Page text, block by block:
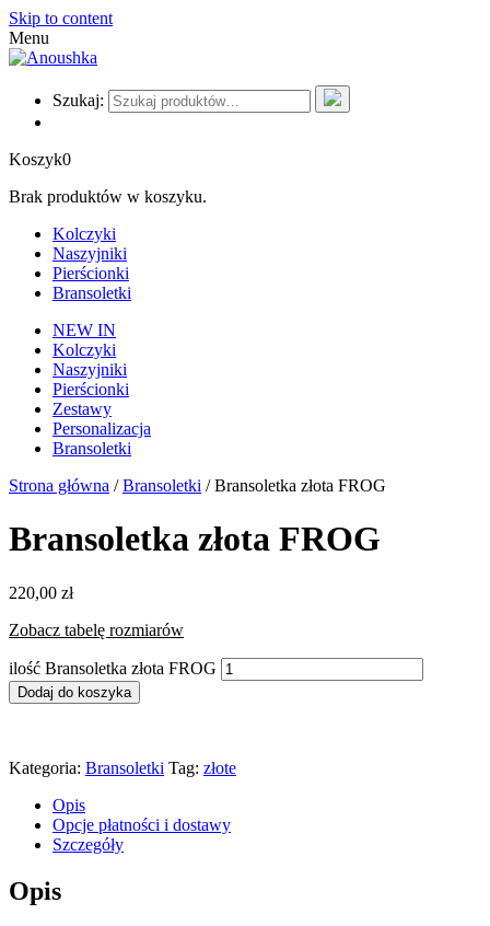
Skip to content
Menu
Szukaj:
Koszyk0
Brak produktów w koszyku.
Kolczyki
Naszyjniki
Pierścionki
Bransoletki
NEW IN
Kolczyki
Naszyjniki
Pierścionki
Zestawy
Personalizacja
Bransoletki
Strona główna /Bransoletki / Bransoletka złota FROG
Bransoletka złota FROG
220,00 zł
Zobacz tabelę rozmiarów
ilość Bransoletka złota FROG
Dodaj do koszyka
Kategoria: Bransoletki Tag: złote
Opis
Opcje płatności i dostawy
Szczegóły
Opis